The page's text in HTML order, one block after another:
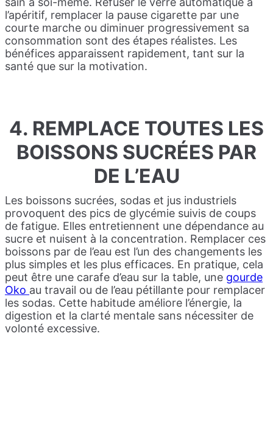
l’apéritif, remplacer la pause cigarette par une
courte marche ou diminuer progressivement sa
consommation sont des étapes réalistes. Les
bénéfices apparaissent rapidement, tant sur la
santé que sur la motivation.
4. REMPLACE TOUTES LES
BOISSONS SUCRÉES PAR
DE L’EAU
Les boissons sucrées, sodas et jus industriels
provoquent des pics de glycémie suivis de coups
de fatigue. Elles entretiennent une dépendance au
sucre et nuisent à la concentration. Remplacer ces
boissons par de l’eau est l’un des changements les
plus simples et les plus efficaces. En pratique, cela
peut être une carafe d’eau sur la table, une gourde
Oko au travail ou de l’eau pétillante pour remplacer
les sodas. Cette habitude améliore l’énergie, la
digestion et la clarté mentale sans nécessiter de
volonté excessive.